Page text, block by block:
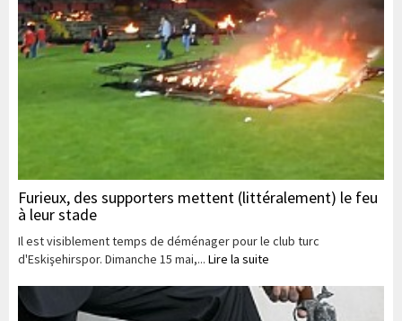
Furieux, des supporters mettent (littéralement) le feu
à leur stade
Il est visiblement temps de déménager pour le club turc
d'Eskişehirspor. Dimanche 15 mai,... Lire la suite